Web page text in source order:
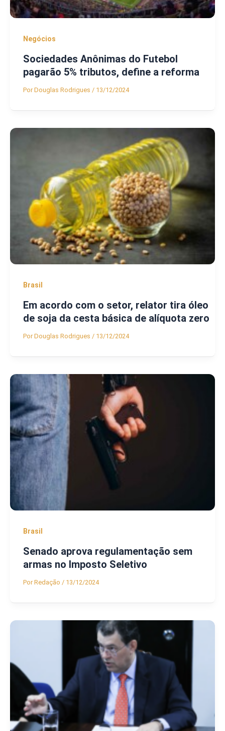
Negócios
Sociedades Anônimas do Futebol
pagarão 5% tributos, define a reforma
PorDouglas Rodrigues / 13/12/2024
Brasil
Em acordo com o setor, relator tira óleo
de soja da cesta básica de alíquota zero
PorDouglas Rodrigues / 13/12/2024
Brasil
Senado aprova regulamentação sem
armas no Imposto Seletivo
PorRedação / 13/12/2024